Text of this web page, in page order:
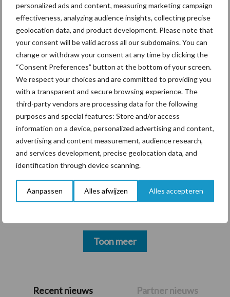
personalized ads and content, measuring marketing campaign
effectiveness, analyzing audience insights, collecting precise
geolocation data, and product development. Please note that
your consent will be valid across all our subdomains. You can
change or withdraw your consent at any time by clicking the
“Consent Preferences” button at the bottom of your screen.
We respect your choices and are committed to providing you
with a transparent and secure browsing experience. The
third-party vendors are processing data for the following
purposes and special features: Store and/or access
information on a device, personalized advertising and content,
advertising and content measurement, audience research,
and services development, precise geolocation data, and
identification through device scanning.
Aanpassen Alles afwijzen Alles accepteren
PrimaireRecent nieuws Partner nieuws
ForFarmers ziet volume en
marktaandeel groeien in
krimpende Nederlandse
markt
Themapagina's
Diergezondheid Bemesting Fokkerij
Bedrijfsnieuws
Voerhekken
Toon meer